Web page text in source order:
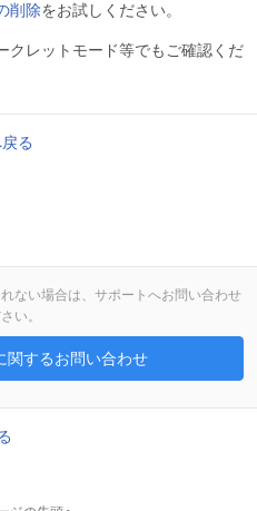
削除をお試しください。
クレットモード等でもご確認くだ
る
ない場合は、サポートへお問い合わせ
い。
関するお問い合わせ